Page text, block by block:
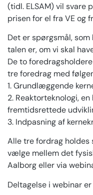
(tidl. ELSAM) vil svare
prisen for el fra VE og
Det er spørgsmål,
talen er, om vi skal
De to
tre foredrag med
1. Grundlæggende
2. Reaktorteknologi,
fremtidsrettede
3. Indpasning af
Alle tre fordrag holdes
vælge mellem det
Aalborg eller via
Deltagelse i webinar